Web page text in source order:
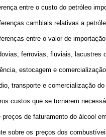
entre o custo do petróleo
cambiais relativas a
entre o valor de
ferrovias, fluviais, lacustres
estocagem e
transporte e comercialização do
custos que se tornarem
de faturamento do álcool
sobre os preços dos